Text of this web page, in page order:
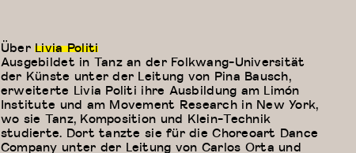
ÜberLivia Politi
Ausgebildet in Tanz an der Folkwang-Universität
der Künste unter der Leitung von Pina Bausch,
erweiterte Livia Politi ihre Ausbildung am Limón
Institute und am Movement Research in New York,
wo sie Tanz, Komposition und Klein-Technik
studierte. Dort tanzte sie für die Choreoart Dance
Company unter der Leitung von Carlos Orta und